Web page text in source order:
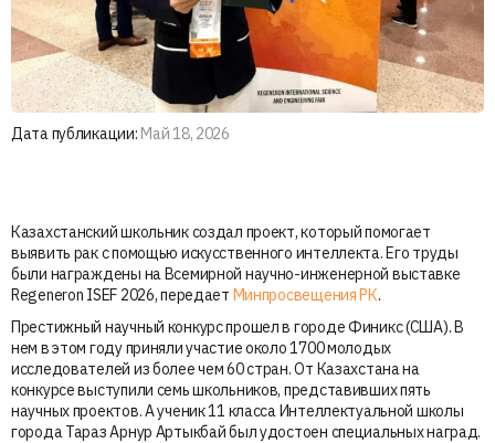
Дата публикации: Май 18, 2026
Казахстанский школьник создал проект, который помогает
выявить рак с помощью искусственного интеллекта. Его труды
были награждены на Всемирной научно-инженерной выставке
Regeneron ISEF 2026, передает Минпросвещения РК.
Престижный научный конкурс прошел в городе Финикс (США). В
нем в этом году приняли участие около 1700 молодых
исследователей из более чем 60 стран. От Казахстана на
конкурсе выступили семь школьников, представивших пять
научных проектов. А ученик 11 класса Интеллектуальной школы
города Тараз Арнур Артыкбай был удостоен специальных наград.